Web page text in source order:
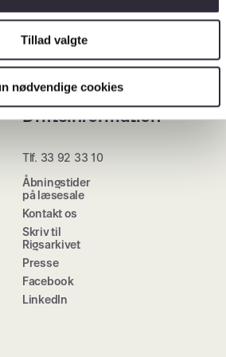
Tillad valgte
nødvendige cookies
Nyheder
Arrangementer
Nyhedsbreve
Job i Rigsarkivet
Driftsinformation
Tlf. 33 92 33 10
Åbningstider
på læsesale
Kontakt os
Skriv til
Rigsarkivet
Presse
Facebook
LinkedIn